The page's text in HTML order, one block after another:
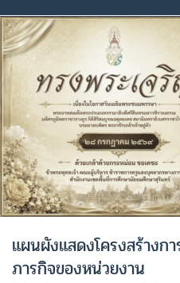
แผนผังแสดงโครงสร้างก
ภารกิจของหน่วยงาน